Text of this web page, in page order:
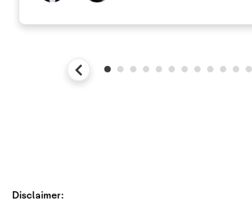
Disclaimer: